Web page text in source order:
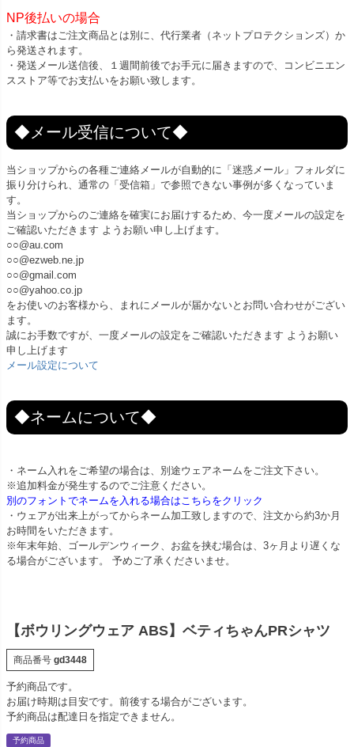
NP後払いの場合
・請求書はご注文商品とは別に、代行業者（ネットプロテクションズ）か
ら発送されます。
・発送メール送信後、１週間前後でお手元に届きますので、コンビニエン
スストア等でお支払いをお願い致します。
◆メール受信について◆
当ショップからの各種ご連絡メールが自動的に「迷惑メール」フォルダに
振り分けられ、通常の「受信箱」で参照できない事例が多くなっていま
す。
当ショップからのご連絡を確実にお届けするため、今一度メールの設定を
ご確認いただきます ようお願い申し上げます。
○○@au.com
○○@ezweb.ne.jp
○○@gmail.com
○○@yahoo.co.jp
をお使いのお客様から、まれにメールが届かないとお問い合わせがござい
ます。
誠にお手数ですが、一度メールの設定をご確認いただきます ようお願い
申し上げます
メール設定について
◆ネームについて◆
・ネーム入れをご希望の場合は、別途ウェアネームをご注文下さい。
※追加料金が発生するのでご注意ください。
別のフォントでネームを入れる場合はこちらをクリック
・ウェアが出来上がってからネーム加工致しますので、注文から約3か月
お時間をいただきます。
※年末年始、ゴールデンウィーク、お盆を挟む場合は、3ヶ月より遅くな
る場合がございます。 予めご了承くださいませ。
【ボウリングウェア ABS】ベティちゃんPRシャツ
商品番号 gd3448
予約商品です。
お届け時期は目安です。前後する場合がございます。
予約商品は配達日を指定できません。
予約商品